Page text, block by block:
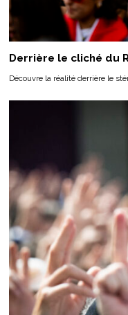
Derrière le cliché du
Découvre la réalité derrière le